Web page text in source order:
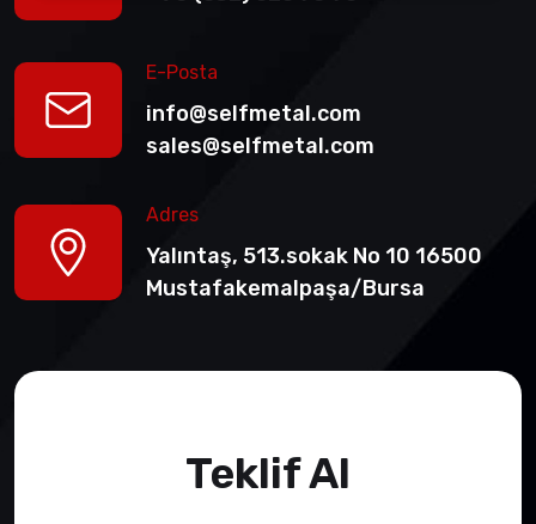
E-Posta
info@selfmetal.com
sales@selfmetal.com
Adres
Yalıntaş, 513.sokak No 10 16500
Mustafakemalpaşa/Bursa
Teklif Al